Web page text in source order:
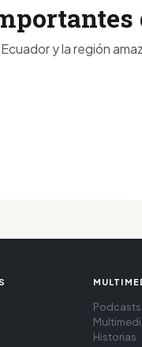
y la región
Podcasts
Historias